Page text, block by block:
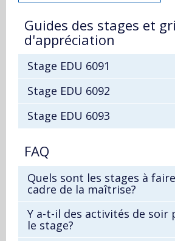
Guides des stages et
d'appréciation
Stage EDU 6091
Stage EDU 6092
Stage EDU 6093
FAQ
Quels sont les stages à
cadre de la maîtrise?
Y a-t-il des activités de soir
le stage?